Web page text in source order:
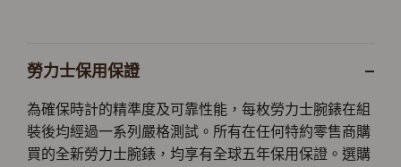
勞力士保用保證
為確保時計的精準度及可靠性能，每枚勞力士腕錶在組
裝後均經過一系列嚴格測試。所有在任何特約零售商購
買的全新勞力士腕錶，均享有全球五年保用保證。選購